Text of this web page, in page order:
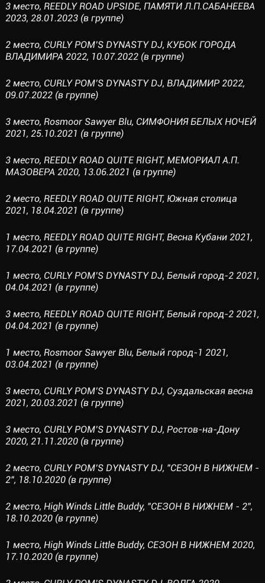
3 место, REEDLY ROAD UPSIDE, ПАМЯТИ Л.П.САБАНЕЕВА
2023, 28.01.2023 (в группе)
2 место, CURLY POM’S DYNASTY DJ, КУБОК ГОРОДА
ВЛАДИМИРА 2022, 10.07.2022 (в группе)
2 место, CURLY POM’S DYNASTY DJ, ВЛАДИМИР 2022,
09.07.2022 (в группе)
3 место, Rosmoor Sawyer Blu, СИМФОНИЯ БЕЛЫХ НОЧЕЙ
2021, 25.10.2021 (в группе)
3 место, REEDLY ROAD QUITE RIGHT, МЕМОРИАЛ А.П.
МАЗОВЕРА 2020, 13.06.2021 (в группе)
2 место, REEDLY ROAD QUITE RIGHT, Южная столица
2021, 18.04.2021 (в группе)
1 место, REEDLY ROAD QUITE RIGHT, Весна Кубани 2021,
17.04.2021 (в группе)
1 место, CURLY POM’S DYNASTY DJ, Белый город-2 2021,
04.04.2021 (в группе)
3 место, REEDLY ROAD QUITE RIGHT, Белый город-2 2021,
04.04.2021 (в группе)
1 место, Rosmoor Sawyer Blu, Белый город-1 2021,
03.04.2021 (в группе)
3 место, CURLY POM’S DYNASTY DJ, Суздальская весна
2021, 20.03.2021 (в группе)
3 место, CURLY POM’S DYNASTY DJ, Ростов-на-Дону
2020, 21.11.2020 (в группе)
2 место, CURLY POM’S DYNASTY DJ, "СЕЗОН В НИЖНЕМ -
2", 18.10.2020 (в группе)
2 место, High Winds Little Buddy, "СЕЗОН В НИЖНЕМ - 2",
18.10.2020 (в группе)
1 место, High Winds Little Buddy, СЕЗОН В НИЖНЕМ 2020,
17.10.2020 (в группе)